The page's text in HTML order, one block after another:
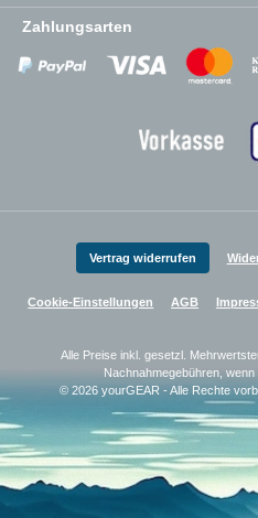
Zahlungsarten
Zahlungsanbieter
Vertrag widerrufen
Cookie-Einstellungen AGB
Alle Preise inkl. gesetzl.
Nachnahmegebühren,
© 2026 yourGEAR - Alle Rechte